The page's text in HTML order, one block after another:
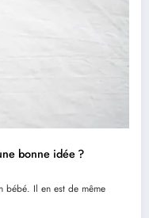
bonne idée ?
bébé. Il en est de même